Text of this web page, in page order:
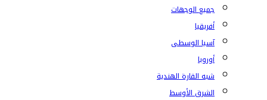
جميع الوجهات
أفريقيا
آسيا الوسطى
أوروبا
شبه القارة الهندية
الشرق الأوسط